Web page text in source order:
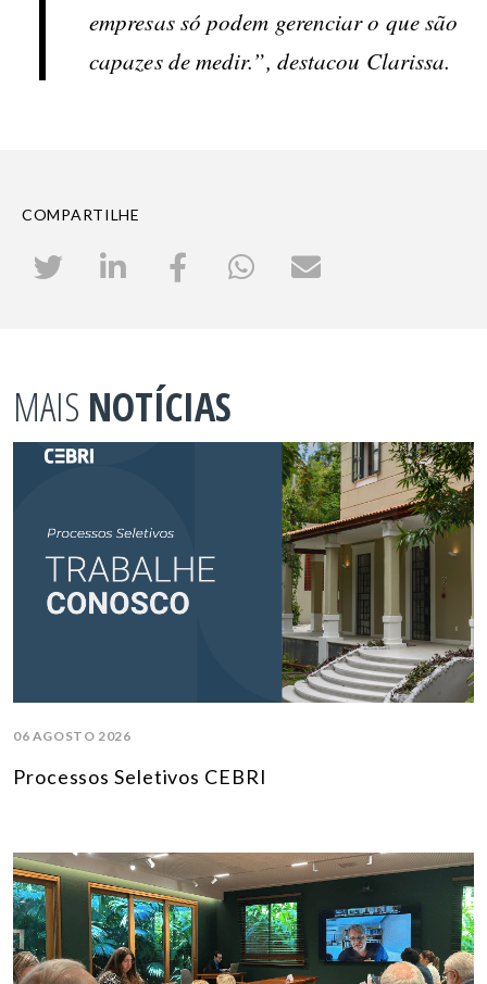
empresas só podem gerenciar o que são
capazes de medir.”, destacou Clarissa.
COMPARTILHE
MAIS NOTÍCIAS
06 AGOSTO 2026
Processos Seletivos CEBRI